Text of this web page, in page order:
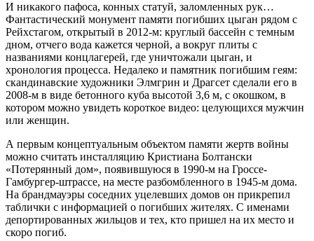
И никакого пафоса, конных статуй, заломленных рук…
Фантастический монумент памяти погибших цыган рядом с
Рейхстагом, открытый в 2012-м: круглый бассейн с темным
дном, отчего вода кажется черной, а вокруг плиты с
названиями концлагерей, где уничтожали цыган, и
хронология процесса. Недалеко и памятник погибшим геям:
скандинавские художники Элмгрин и Драгсет сделали его в
2008-м в виде бетонного куба высотой 3,6 м, с окошком, в
котором можно увидеть короткое видео: целующихся мужчин
или женщин.
А первым концептуальным объектом памяти жертв войны
можно считать инсталляцию Кристиана Болтански
«Потерянный дом», появившуюся в 1990-м на Гроссе-
Гамбургер-штрассе, на месте разбомбленного в 1945-м дома.
На брандмауэры соседних уцелевших домов он прикрепил
таблички с информацией о погибших жителях. С именами
депортированных жильцов и тех, кто пришел на их место и
скоро погиб.